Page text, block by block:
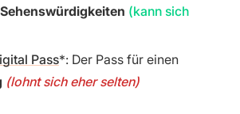
(kann sich
Pass : Der Pass für einen
(lohnt sich eher selten)